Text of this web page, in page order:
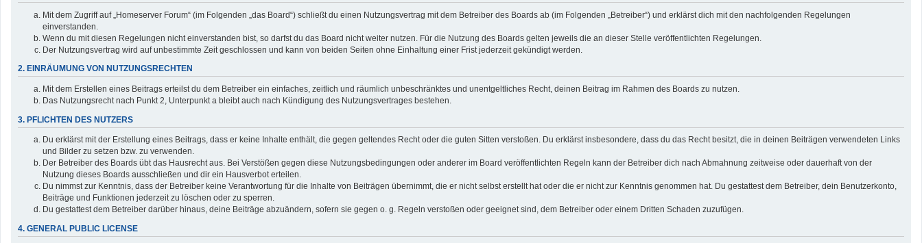
Mit dem Zugriff auf „Homeserver Forum“ (im Folgenden „das Board“) schließt du einen Nutzungsvertrag mit dem Betreiber des Boards ab (im Folgenden „Betreiber“) und erklärst dich mit den nachfolgenden Regelungen
einverstanden.
Wenn du mit diesen Regelungen nicht einverstanden bist, so darfst du das Board nicht weiter nutzen. Für die Nutzung des Boards gelten jeweils die an dieser Stelle veröffentlichten Regelungen.
Der Nutzungsvertrag wird auf unbestimmte Zeit geschlossen und kann von beiden Seiten ohne Einhaltung einer Frist jederzeit gekündigt werden.
2. EINRÄUMUNG VON NUTZUNGSRECHTEN
Mit dem Erstellen eines Beitrags erteilst du dem Betreiber ein einfaches, zeitlich und räumlich unbeschränktes und unentgeltliches Recht, deinen Beitrag im Rahmen des Boards zu nutzen.
Das Nutzungsrecht nach Punkt 2, Unterpunkt a bleibt auch nach Kündigung des Nutzungsvertrages bestehen.
3. PFLICHTEN DES NUTZERS
Du erklärst mit der Erstellung eines Beitrags, dass er keine Inhalte enthält, die gegen geltendes Recht oder die guten Sitten verstoßen. Du erklärst insbesondere, dass du das Recht besitzt, die in deinen Beiträgen verwendeten Links
und Bilder zu setzen bzw. zu verwenden.
Der Betreiber des Boards übt das Hausrecht aus. Bei Verstößen gegen diese Nutzungsbedingungen oder anderer im Board veröffentlichten Regeln kann der Betreiber dich nach Abmahnung zeitweise oder dauerhaft von der
Nutzung dieses Boards ausschließen und dir ein Hausverbot erteilen.
Du nimmst zur Kenntnis, dass der Betreiber keine Verantwortung für die Inhalte von Beiträgen übernimmt, die er nicht selbst erstellt hat oder die er nicht zur Kenntnis genommen hat. Du gestattest dem Betreiber, dein Benutzerkonto,
Beiträge und Funktionen jederzeit zu löschen oder zu sperren.
Du gestattest dem Betreiber darüber hinaus, deine Beiträge abzuändern, sofern sie gegen o. g. Regeln verstoßen oder geeignet sind, dem Betreiber oder einem Dritten Schaden zuzufügen.
4. GENERAL PUBLIC LICENSE